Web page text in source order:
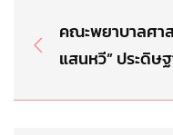
คณะพยาบาลศา
แสนหวี” ประดิษ